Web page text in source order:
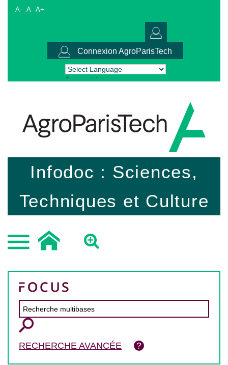
A- A A+
Connexion AgroParisTech
Powered by Translate
Infodoc : Sciences,
Techniques et Culture
RECHERCHE AVANCÉE